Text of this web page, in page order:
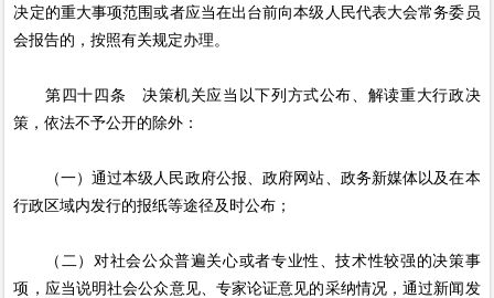
决定的重大事项范围或者应当在出台前向本级人民代表大会常务委员
会报告的，按照有关规定办理。
第四十四条 决策机关应当以下列方式公布、解读重大行政决
策，依法不予公开的除外：
（一）通过本级人民政府公报、政府网站、政务新媒体以及在本
行政区域内发行的报纸等途径及时公布；
（二）对社会公众普遍关心或者专业性、技术性较强的决策事
项，应当说明社会公众意见、专家论证意见的采纳情况，通过新闻发